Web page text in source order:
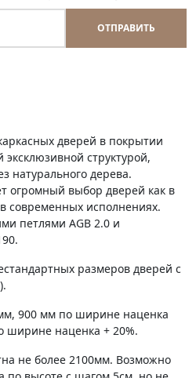
ОТПРАВИТЬ
дверей в покрытии
структурой,
натурального дерева.
огромный выбор дверей как в
современных исполнениях.
петлями AGB 2.0 и
размеров дверей с
900 мм по ширине наценка
ширине наценка + 20%.
не более 2100мм. Возможно